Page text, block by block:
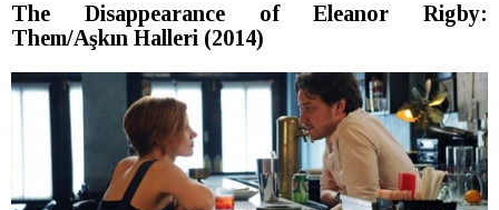
The Disappearance of Eleanor Rigby:
Them/Aşkın Halleri (2014)